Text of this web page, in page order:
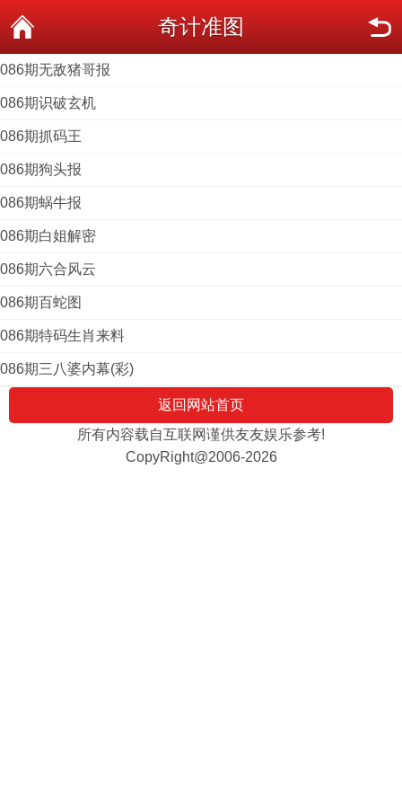
奇计准图
086期无敌猪哥报
086期识破玄机
086期抓码王
086期狗头报
086期蜗牛报
086期白姐解密
086期六合风云
086期百蛇图
086期特码生肖来料
086期三八婆内幕(彩)
返回网站首页
所有内容载自互联网谨供友友娱乐参考!
CopyRight@2006-2026